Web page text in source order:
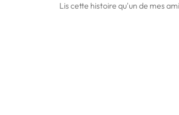
Lis cette histoire qu'un de mes